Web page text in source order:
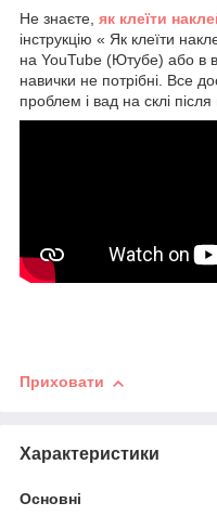
Не знаєте, як клеїти
інструкцію « Як клеїти
на YouTube (Ютубе) або в
навички не потрібні. Все
проблем і вад на склі
Приховати
Характеристики
Основні